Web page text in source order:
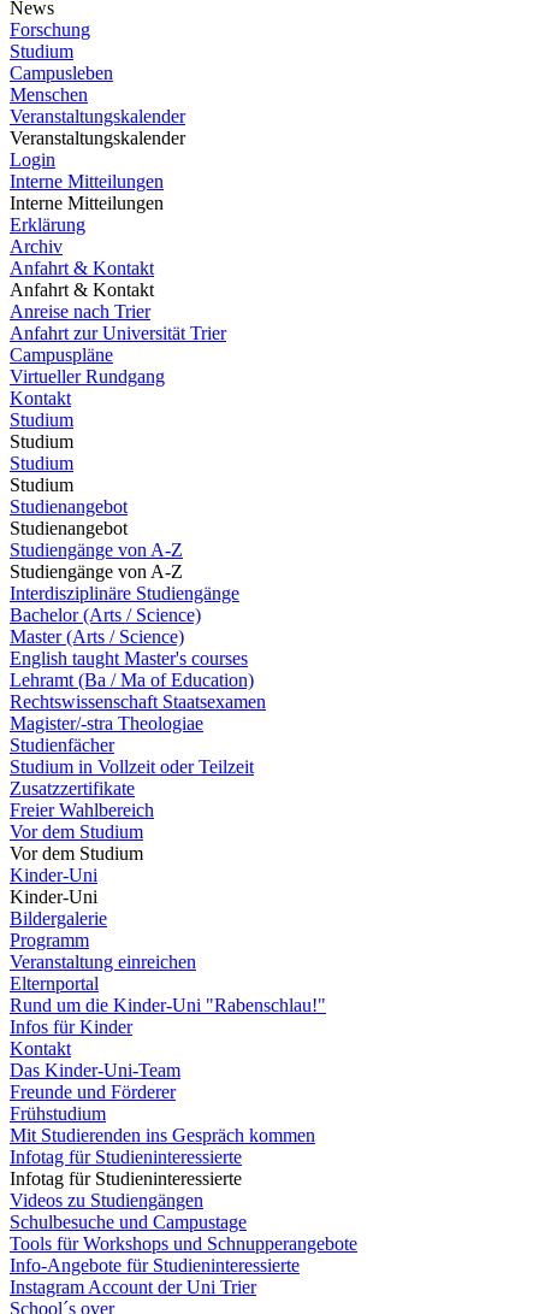
News
Forschung
Studium
Campusleben
Menschen
Veranstaltungskalender
Veranstaltungskalender
Login
Interne Mitteilungen
Interne Mitteilungen
Erklärung
Archiv
Anfahrt & Kontakt
Anfahrt & Kontakt
Anreise nach Trier
Anfahrt zur Universität Trier
Campuspläne
Virtueller Rundgang
Kontakt
Studium
Studium
Studium
Studium
Studienangebot
Studienangebot
Studiengänge von A-Z
Studiengänge von A-Z
Interdisziplinäre Studiengänge
Bachelor (Arts / Science)
Master (Arts / Science)
English taught Master's courses
Lehramt (Ba / Ma of Education)
Rechtswissenschaft Staatsexamen
Magister/-stra Theologiae
Studienfächer
Studium in Vollzeit oder Teilzeit
Zusatzzertifikate
Freier Wahlbereich
Vor dem Studium
Vor dem Studium
Kinder-Uni
Kinder-Uni
Bildergalerie
Programm
Veranstaltung einreichen
Elternportal
Rund um die Kinder-Uni "Rabenschlau!"
Infos für Kinder
Kontakt
Das Kinder-Uni-Team
Freunde und Förderer
Frühstudium
Mit Studierenden ins Gespräch kommen
Infotag für Studieninteressierte
Infotag für Studieninteressierte
Videos zu Studiengängen
Schulbesuche und Campustage
Tools für Workshops und Schnupperangebote
Info-Angebote für Studieninteressierte
Instagram Account der Uni Trier
School´s over